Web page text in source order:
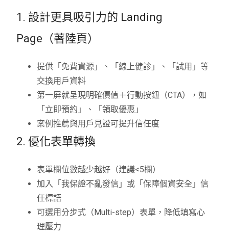
1. 設計更具吸引力的 Landing
Page（著陸頁）
提供「免費資源」、「線上健診」、「試用」等
交換用戶資料
第一屏就呈現明確價值＋行動按鈕（CTA），如
「立即預約」、「領取優惠」
案例推薦與用戶見證可提升信任度
2. 優化表單轉換
表單欄位數越少越好（建議<5欄）
加入「我保證不亂發信」或「保障個資安全」信
任標語
可選用分步式（Multi-step）表單，降低填寫心
理壓力